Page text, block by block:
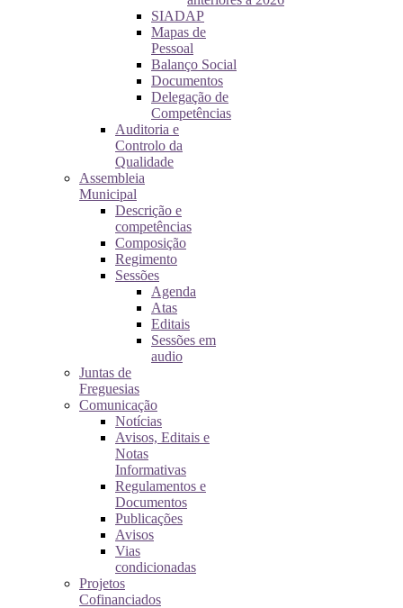
SIADAP
Mapas de
Pessoal
Balanço Social
Documentos
Delegação de
Competências
Auditoria e
Controlo da
Qualidade
Assembleia
Municipal
Descrição e
competências
Composição
Regimento
Sessões
Agenda
Atas
Editais
Sessões em
audio
Juntas de
Freguesias
Comunicação
Notícias
Avisos, Editais e
Notas
Informativas
Regulamentos e
Documentos
Publicações
Avisos
Vias
condicionadas
Projetos
Cofinanciados